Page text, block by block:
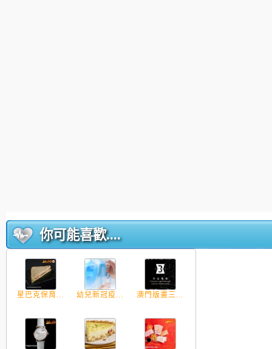
你可能喜歡....
星巴克保育... 幼兒新冠疫... 澳門版畫三...